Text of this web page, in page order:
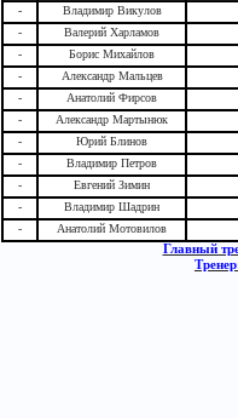
-
Владимир Викулов
-
Валерий Харламов
-
Борис Михайлов
-
Александр Мальцев
-
Анатолий Фирсов
-
Александр Мартынюк
-
Юрий Блинов
-
Владимир Петров
-
Евгений Зимин
-
Владимир Шадрин
-
Анатолий Мотовилов
Главный